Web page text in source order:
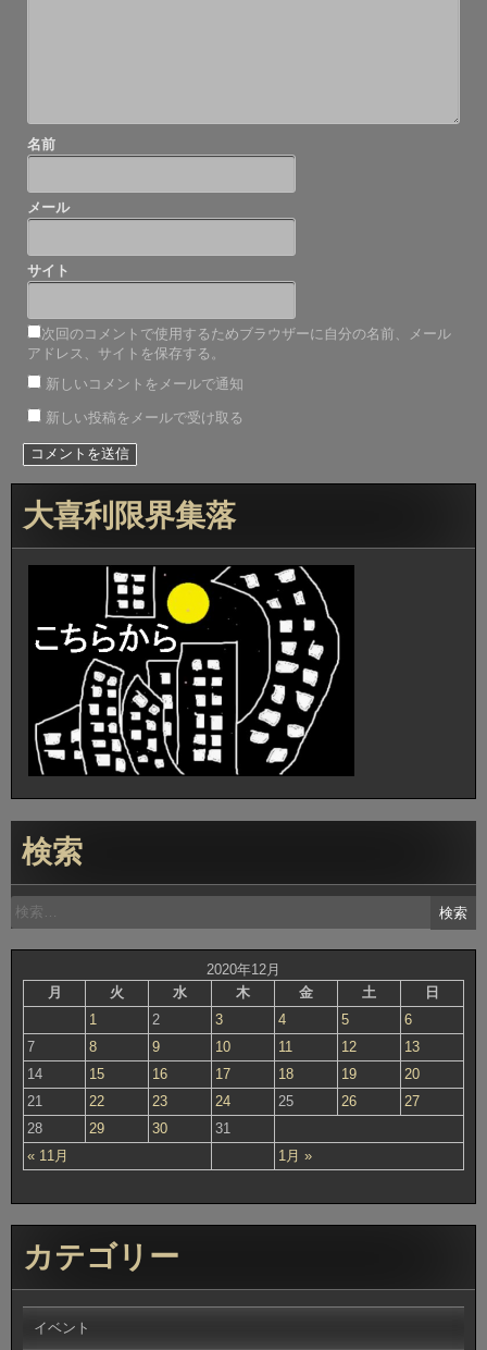
名前
メール
サイト
次回のコメントで使用するためブラウザーに自分の名前、メール
アドレス、サイトを保存する。
新しいコメントをメールで通知
新しい投稿をメールで受け取る
大喜利限界集落
検索
検
索:
2020年12月
月
火 水 木 金 土 日
« 11月 1月 »
1 2 3 4 5
6
7
8 9 10 11 12
13
14
15 16 17 18 19
20
21
22 23 24 25 26
27
28
29 30 31
カテゴリー
イベント